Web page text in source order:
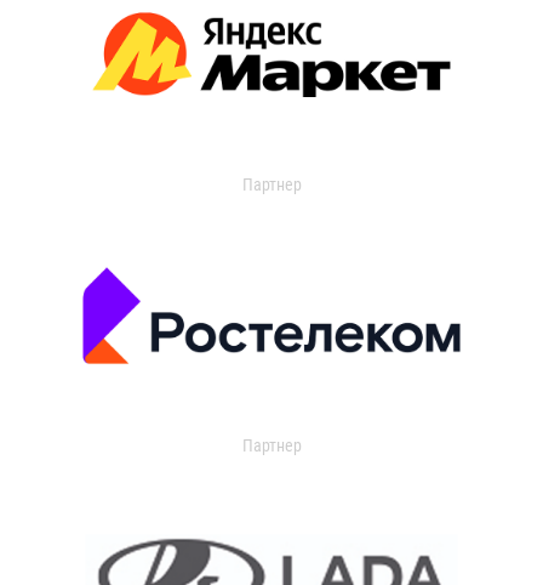
Партнер
Партнер